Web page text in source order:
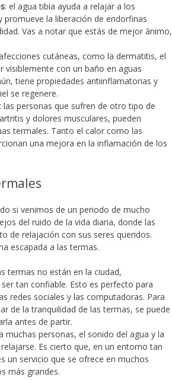
: el agua tibia ayuda a relajar a los
la liberación de endorfinas
Vas a notar que estás de mejor ánimo,
cutáneas, como la dermatitis, el
visiblemente con un baño en aguas
tiene propiedades antiinflamatorias y
se regenere.
: las personas que sufren de otro tipo de
y dolores musculares, pueden
termales. Tanto el calor como las
una mejora en la inflamación de los
si venimos de un periodo de mucho
del ruido de la vida diaria, donde las
de relajación con sus seres queridos.
escapada a las termas.
termas no están en la ciudad,
tan confiable. Esto es perfecto para
redes sociales y las computadoras. Para
de la tranquilidad de las termas, se puede
antes de partir.
muchas personas, el sonido del agua y la
Es cierto que, en un entorno tan
un servicio que se ofrece en muchos
más grandes.